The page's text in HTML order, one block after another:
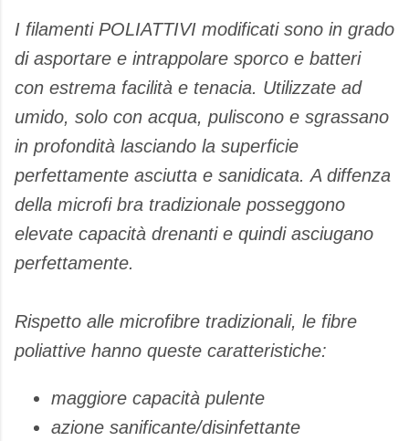
I filamenti POLIATTIVI modificati sono in grado
di asportare e intrappolare sporco e batteri
con estrema facilità e tenacia. Utilizzate ad
umido, solo con acqua, puliscono e sgrassano
in profondità lasciando la superficie
perfettamente asciutta e sanidicata. A diffenza
della microfi bra tradizionale posseggono
elevate capacità drenanti e quindi asciugano
perfettamente.
Rispetto alle microfibre tradizionali, le fibre
poliattive hanno queste caratteristiche:
maggiore capacità pulente
azione sanificante/disinfettante